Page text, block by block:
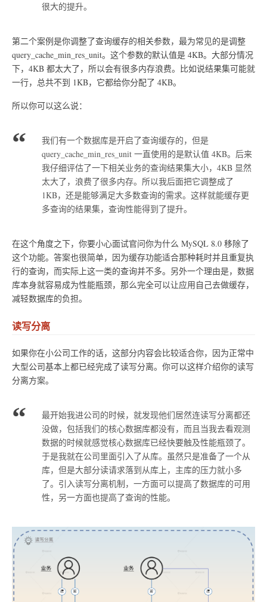
很大的提升。
第二个案例是你调整了查询缓存的相关参数，最为常见的是调整
query_cache_min_res_unit。这个参数的默认值是 4KB。大部分情况
下，4KB 都太大了，所以会有很多内存浪费。比如说结果集可能就
一行，总共不到 1KB，它都给你分配了 4KB。
所以你可以这么说：
我们有一个数据库是开启了查询缓存的，但是
query_cache_min_res_unit 一直使用的是默认值 4KB。后来
我仔细评估了一下相关业务的查询结果集大小，4KB 显然
太大了，浪费了很多内存。所以我后面把它调整成了
1KB，还是能够满足大多数查询的需求。这样就能缓存更
多查询的结果集，查询性能得到了提升。
在这个角度之下，你要小心面试官问你为什么 MySQL 8.0 移除了
这个功能。答案也很简单，因为缓存功能适合那种耗时并且重复执
行的查询，而实际上这一类的查询并不多。另外一个理由是，数据
库本身就容易成为性能瓶颈，那么完全可以让应用自己去做缓存，
减轻数据库的负担。
读写分离
如果你在小公司工作的话，这部分内容会比较适合你，因为正常中
大型公司基本上都已经完成了读写分离。你可以这样介绍你的读写
分离方案。
最开始我进公司的时候，就发现他们居然连读写分离都还
没做，包括我们的核心数据库都没有，而且当我去看观测
数据的时候就感觉核心数据库已经快要触及性能瓶颈了。
于是我就在公司里面引入了从库。虽然只是准备了一个从
库，但是大部分读请求落到从库上，主库的压力就小多
了。引入读写分离机制，一方面可以提高了数据库的可用
性，另一方面也提高了查询的性能。